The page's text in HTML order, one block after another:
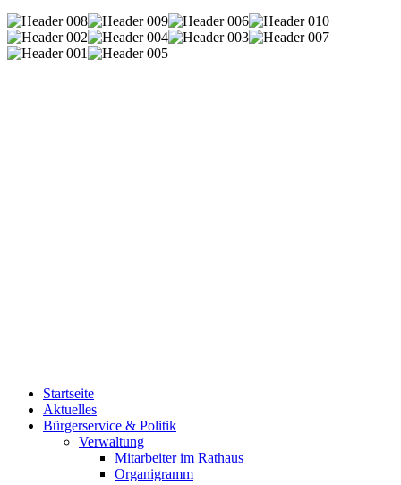
Startseite
Aktuelles
Bürgerservice & Politik
Verwaltung
Mitarbeiter im Rathaus
Organigramm